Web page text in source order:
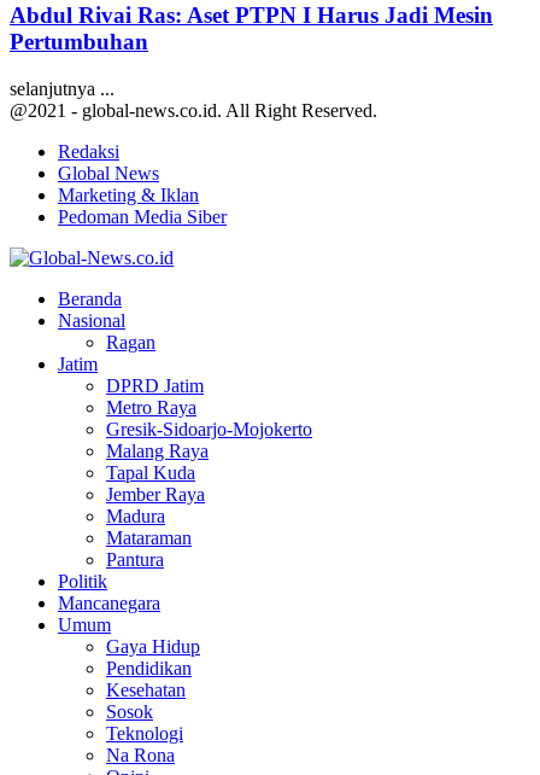
Abdul Rivai Ras: Aset PTPN I Harus Jadi Mesin
Pertumbuhan
selanjutnya ...
@2021 - global-news.co.id. All Right Reserved.
Redaksi
Global News
Marketing & Iklan
Pedoman Media Siber
Beranda
Nasional
Ragan
Jatim
DPRD Jatim
Metro Raya
Gresik-Sidoarjo-Mojokerto
Malang Raya
Tapal Kuda
Jember Raya
Madura
Mataraman
Pantura
Politik
Mancanegara
Umum
Gaya Hidup
Pendidikan
Kesehatan
Sosok
Teknologi
Na Rona